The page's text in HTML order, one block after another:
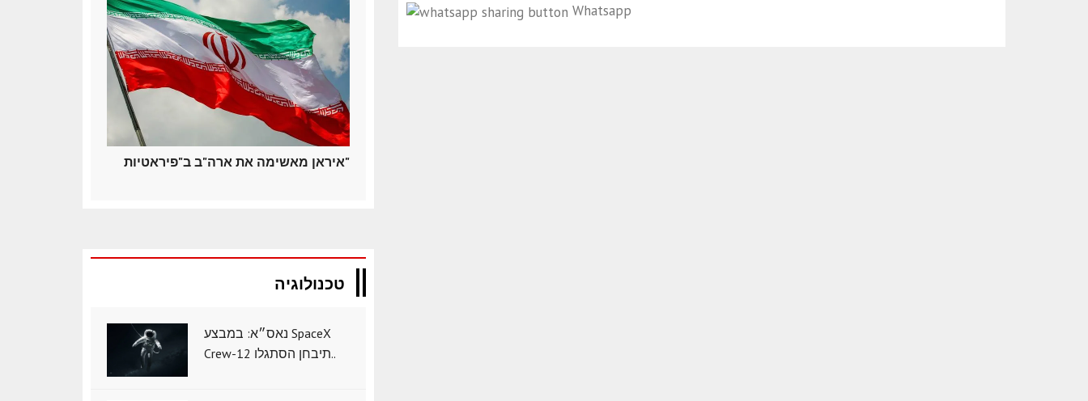
Whatsapp
איראן מאשימה את ארה"ב ב"פיראטיות"
טכנולוגיה
נאס״א: במבצע SpaceX
Crew-12 תיבחן הסתגלו..